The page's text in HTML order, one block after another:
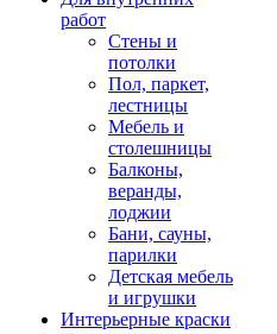
работ
Стены и
потолки
Пол, паркет,
лестницы
Мебель и
столешницы
Балконы,
веранды,
лоджии
Бани, сауны,
парилки
Детская мебель
и игрушки
Интерьерные краски